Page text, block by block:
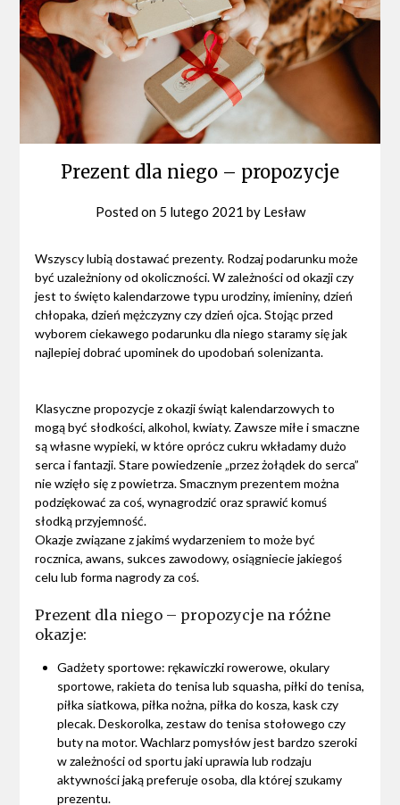
Prezent dla niego – propozycje
Posted on 5 lutego 2021 by Lesław
Wszyscy lubią dostawać prezenty. Rodzaj podarunku może
być uzależniony od okoliczności. W zależności od okazji czy
jest to święto kalendarzowe typu urodziny, imieniny, dzień
chłopaka, dzień mężczyzny czy dzień ojca. Stojąc przed
wyborem ciekawego podarunku dla niego staramy się jak
najlepiej dobrać upominek do upodobań solenizanta.
Klasyczne propozycje z okazji świąt kalendarzowych to
mogą być słodkości, alkohol, kwiaty. Zawsze miłe i smaczne
są własne wypieki, w które oprócz cukru wkładamy dużo
serca i fantazji. Stare powiedzenie „przez żołądek do serca”
nie wzięło się z powietrza. Smacznym prezentem można
podziękować za coś, wynagrodzić oraz sprawić komuś
słodką przyjemność.
Okazje związane z jakimś wydarzeniem to może być
rocznica, awans, sukces zawodowy, osiągniecie jakiegoś
celu lub forma nagrody za coś.
Prezent dla niego – propozycje na różne
okazje:
Gadżety sportowe: rękawiczki rowerowe, okulary
sportowe, rakieta do tenisa lub squasha, piłki do tenisa,
piłka siatkowa, piłka nożna, piłka do kosza, kask czy
plecak. Deskorolka, zestaw do tenisa stołowego czy
buty na motor. Wachlarz pomysłów jest bardzo szeroki
w zależności od sportu jaki uprawia lub rodzaju
aktywności jaką preferuje osoba, dla której szukamy
prezentu.